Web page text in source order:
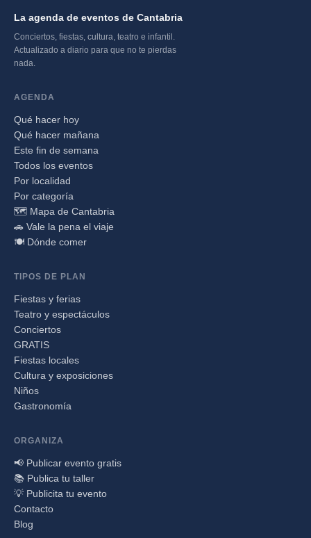
La agenda de eventos de Cantabria
Conciertos, fiestas, cultura, teatro e infantil.
Actualizado a diario para que no te pierdas
nada.
AGENDA
Qué hacer hoy
Qué hacer mañana
Este fin de semana
Todos los eventos
Por localidad
Por categoría
🗺️ Mapa de Cantabria
🚗 Vale la pena el viaje
🍽️ Dónde comer
TIPOS DE PLAN
Fiestas y ferias
Teatro y espectáculos
Conciertos
GRATIS
Fiestas locales
Cultura y exposiciones
Niños
Gastronomía
ORGANIZA
📢 Publicar evento gratis
📚 Publica tu taller
💡 Publicita tu evento
Contacto
Blog